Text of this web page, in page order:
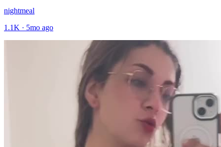
nightmeal
1.1K · 5mo ago